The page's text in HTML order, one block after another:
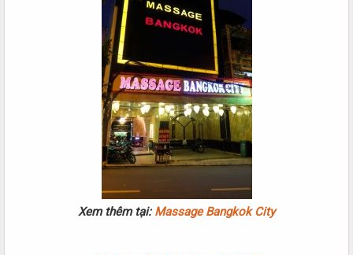
Xem thêm tại: Massage Bangkok City